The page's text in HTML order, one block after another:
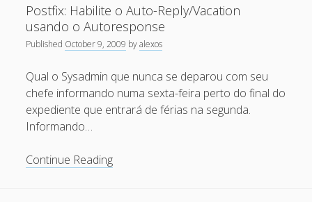
February 2009
January 2009
November 2008
October 2008
September 2008
August 2008
AD
Postfix: Habilite o Auto-Reply/Vacation
usando o Autoresponse
Published October 9, 2009 byalexos
Qual o Sysadmin que nunca se deparou com seu
chefe informando numa sexta-feira perto do final do
expediente que entrará de férias na segunda.
Informando…
Continue ReadingPostfix: